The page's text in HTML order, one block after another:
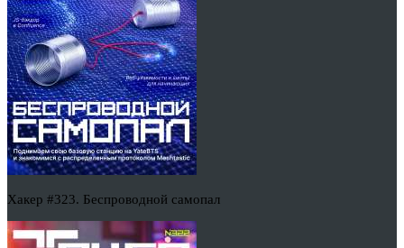
Хакер #323. Беспроводной самопал